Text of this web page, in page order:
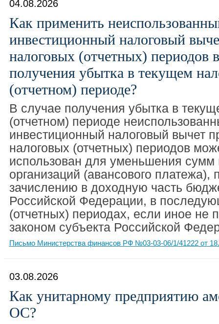
04.08.2026
Как применить
инвестиционный налоговый
налоговых (отчетных) периодов
получения убытка в текущем
(отчетном) периоде?
В случае получения убытка в
(отчетном) периоде
инвестиционный налоговый вычет
налоговых (отчетных) периодов
использован для уменьшения сумм
организаций (авансового
зачислению в доходную часть
Российской Федерации, в
(отчетных) периодах, если иное не
законом субъекта Российской
Письмо Министерства финансов РФ №03-03-06/1/41222 от
03.08.2026
Как унитарному предприятию
ОС?